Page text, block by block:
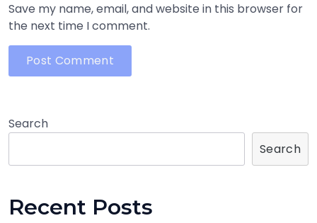
Save my name, email, and website in this browser for
the next time I comment.
Search
Search
Recent Posts